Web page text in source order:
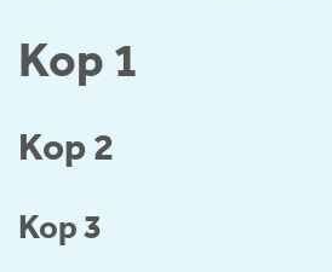
Kop 1
Kop 2
Kop 3